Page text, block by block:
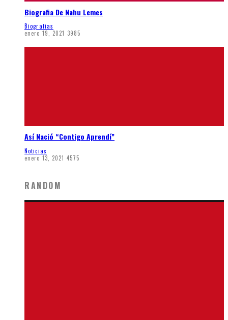
Biografia De Nahu Lemes
Biografias
enero 19, 2021 3985
Así Nació “Contigo Aprendí”
Noticias
enero 13, 2021 4575
RANDOM